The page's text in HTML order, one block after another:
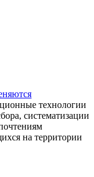
технологии
систематизации
на территории